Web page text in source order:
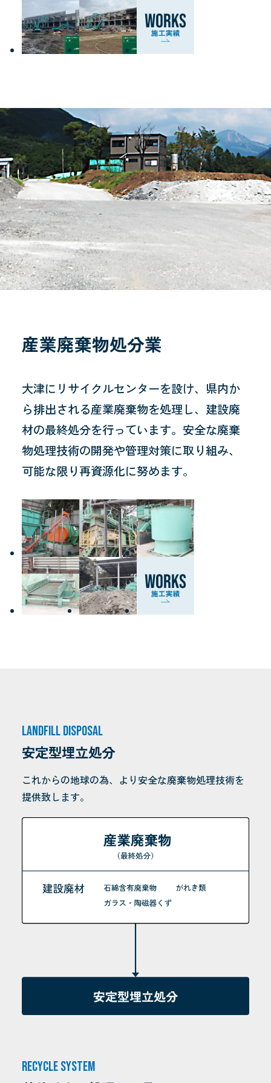
産業廃棄物処分業
大津にリサイクルセンターを設け、県内か
ら排出される産業廃棄物を処理し、建設廃
材の最終処分を行っています。安全な廃棄
物処理技術の開発や管理対策に取り組み、
可能な限り再資源化に努めます。
Landfill disposal
安定型埋立処分
これからの地球の為、 より安全な廃棄物処理技術を
提供致します。
Recycle system